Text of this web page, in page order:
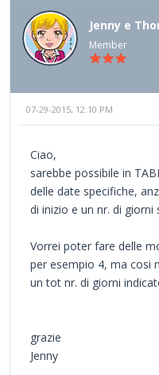
Jenny e
Member
07-29-2015, 12:10 PM
Ciao,
sarebbe possibile in
delle date specifiche,
di inizio e un nr. di giorni
Vorrei poter fare delle
per esempio 4, ma cosi
un tot nr. di giorni
grazie
Jenny